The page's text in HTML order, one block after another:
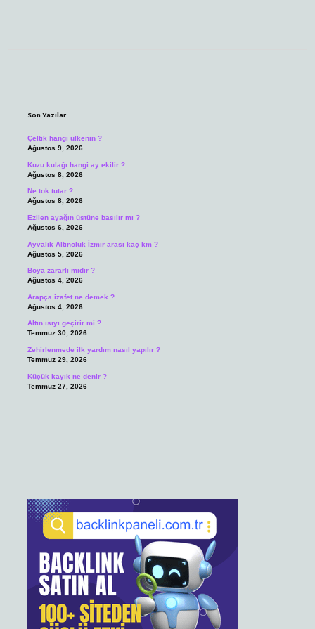
Son Yazılar
Çeltik hangi ülkenin ?
Ağustos 9, 2026
Kuzu kulağı hangi ay ekilir ?
Ağustos 8, 2026
Ne tok tutar ?
Ağustos 8, 2026
Ezilen ayağın üstüne basılır mı ?
Ağustos 6, 2026
Ayvalık Altınoluk İzmir arası kaç km ?
Ağustos 5, 2026
Boya zararlı mıdır ?
Ağustos 4, 2026
Arapça izafet ne demek ?
Ağustos 4, 2026
Altın ısıyı geçirir mi ?
Temmuz 30, 2026
Zehirlenmede ilk yardım nasıl yapılır ?
Temmuz 29, 2026
Küçük kayık ne denir ?
Temmuz 27, 2026